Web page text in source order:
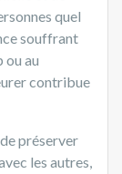
quel
souffrant
ou au
contribue
préserver
les autres,